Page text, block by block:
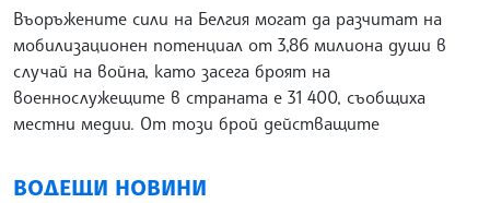
Въоръжените сили на Белгия могат да разчитат на
мобилизационен потенциал от 3,86 милиона души в
случай на война, като засега броят на
военнослужещите в страната е 31 400, съобщиха
местни медии. От този брой действащите
ВОДЕЩИ НОВИНИ